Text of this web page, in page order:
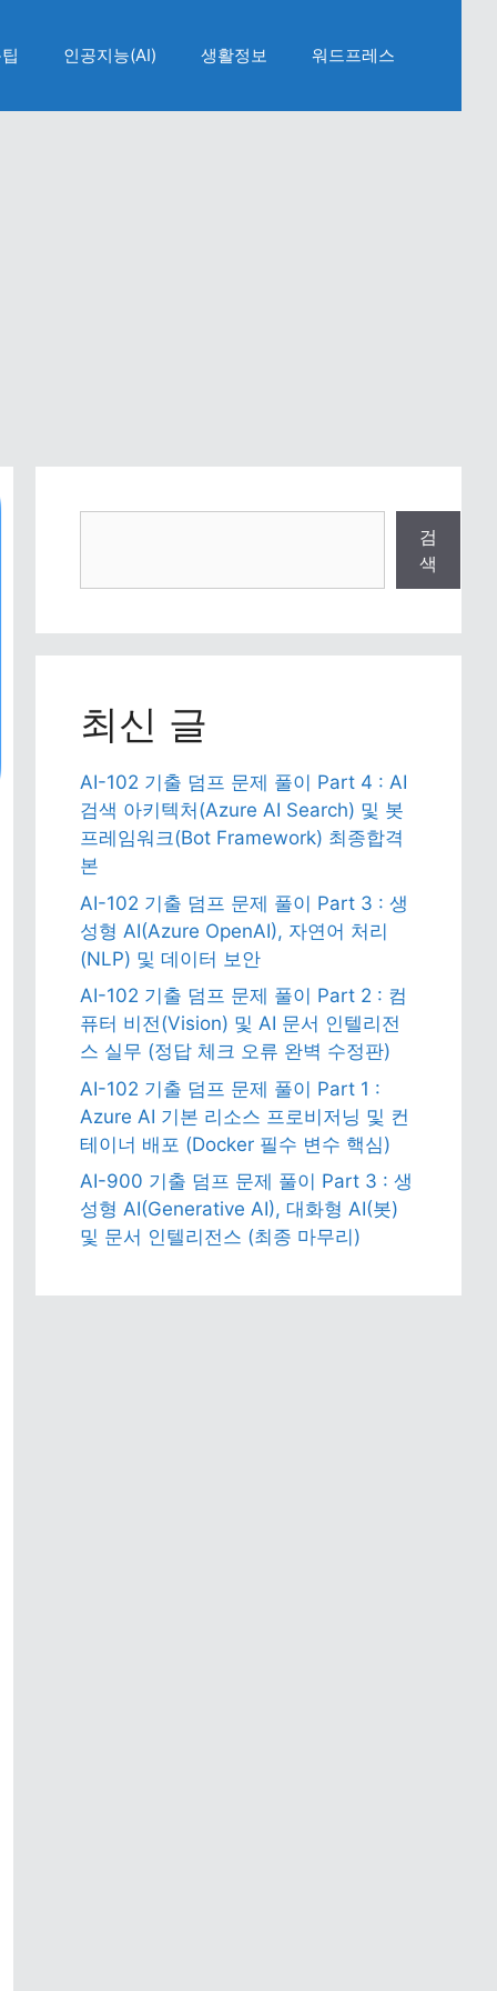
인공지능(AI) 생활정보 워드프레스
검
색
최신 글
AI-102 기출 덤프 문제 풀이 Part 4 : AI
검색 아키텍처(Azure AI Search) 및 봇
프레임워크(Bot Framework) 최종합격
본
AI-102 기출 덤프 문제 풀이 Part 3 : 생
성형 AI(Azure OpenAI), 자연어 처리
(NLP) 및 데이터 보안
AI-102 기출 덤프 문제 풀이 Part 2 : 컴
퓨터 비전(Vision) 및 AI 문서 인텔리전
스 실무 (정답 체크 오류 완벽 수정판)
AI-102 기출 덤프 문제 풀이 Part 1 :
Azure AI 기본 리소스 프로비저닝 및 컨
테이너 배포 (Docker 필수 변수 핵심)
AI-900 기출 덤프 문제 풀이 Part 3 : 생
성형 AI(Generative AI), 대화형 AI(봇)
및 문서 인텔리전스 (최종 마무리)